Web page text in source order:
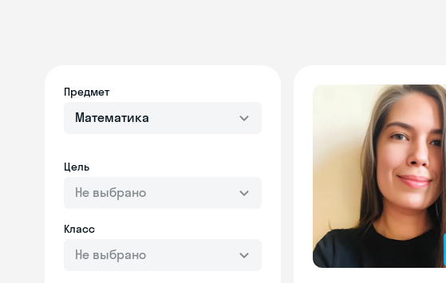
Предмет
Математика
Цель
Не выбрано
Класс
Не выбрано